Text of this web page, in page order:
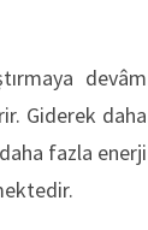
devâm
Giderek daha
fazla enerji